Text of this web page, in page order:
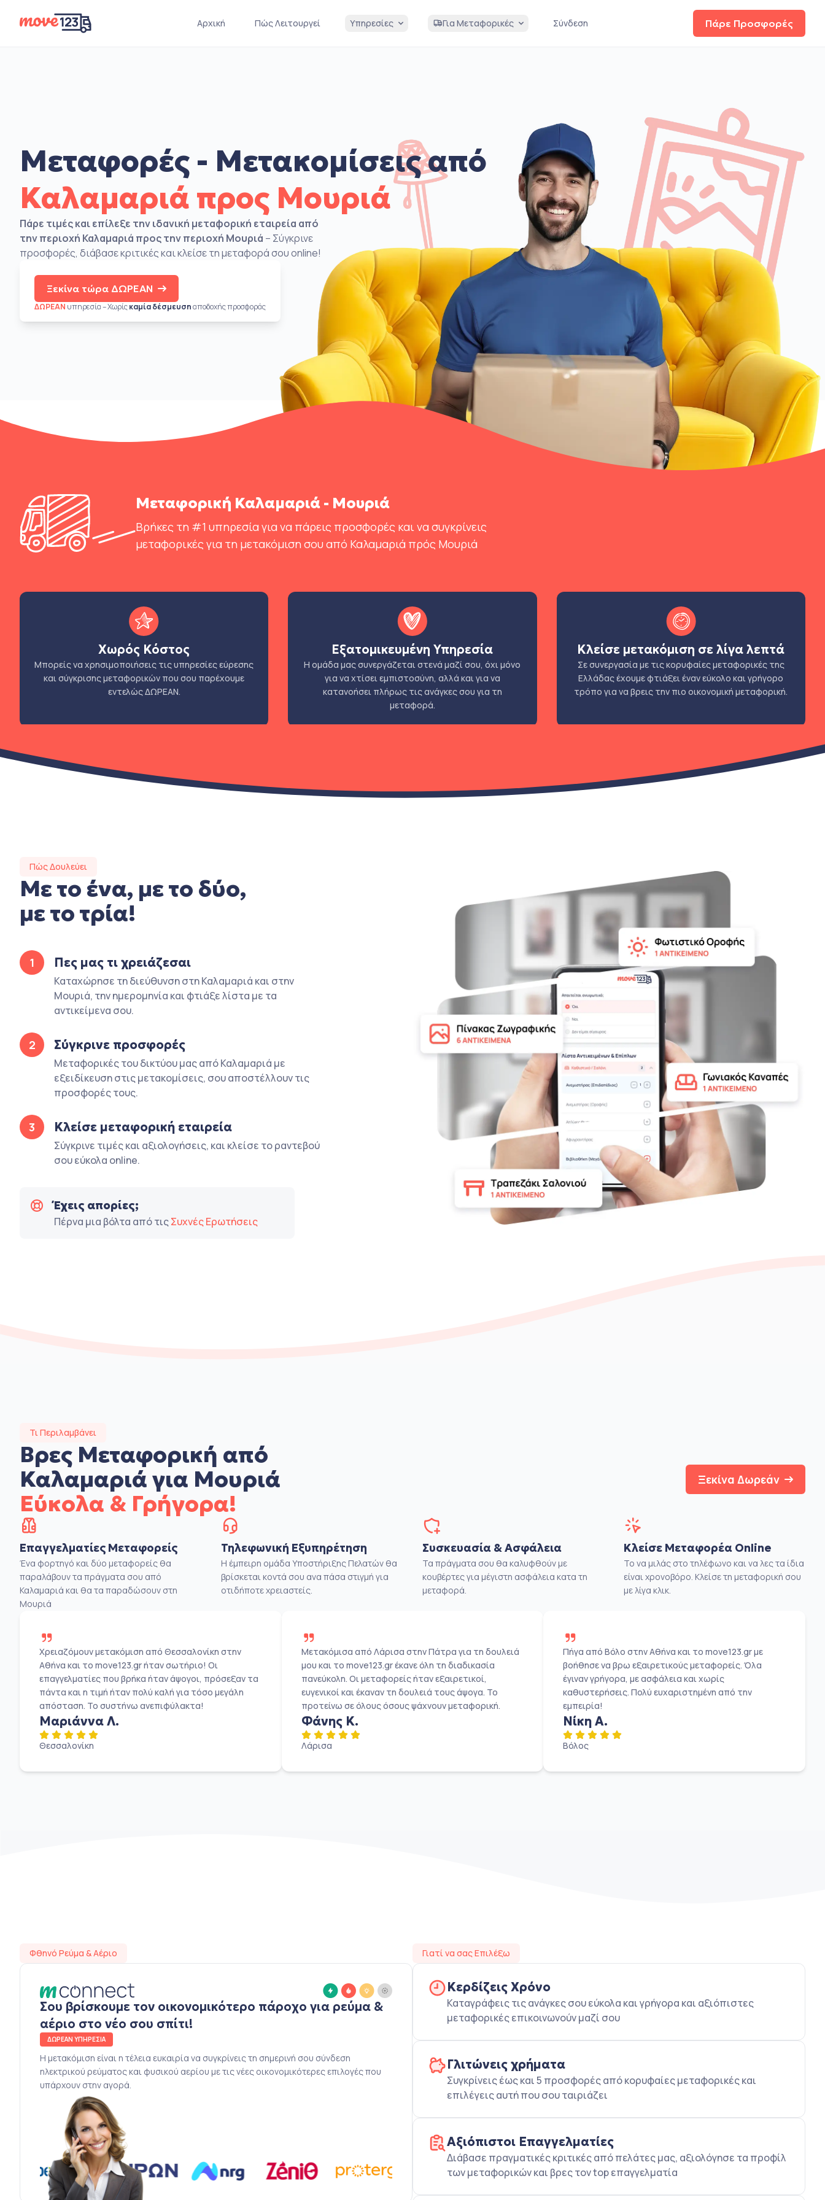
Πάρε Προσφορές
Αρχική Πώς Λειτουργεί Υπηρεσίες Για Μεταφορικές Σύνδεση
Μεταφορές - Μετακομίσεις από
Καλαμαριά προς Μουριά
Πάρε τιμές και επίλεξε την ιδανική μεταφορική εταιρεία από
την περιοχή Καλαμαριά προς την περιοχή Μουριά – Σύγκρινε
προσφορές, διάβασε κριτικές και κλείσε τη μεταφορά σου online!
Ξεκίνα τώρα ΔΩΡΕΑΝ
ΔΩΡΕΑΝ υπηρεσία – Χωρίςκαμία δέσμευσηαποδοχής προσφοράς
Μεταφορική Καλαμαριά - Μουριά
Βρήκες τη #1 υπηρεσία για να πάρεις προσφορές και να συγκρίνεις
μεταφορικές για τη μετακόμιση σου από Καλαμαριά πρός Μουριά
Χωρός Κόστος
Μπορείς να χρησιμοποιήσεις τις υπηρεσίες εύρεσης
και σύγκρισης μεταφορικών που σου παρέχουμε
εντελώς ΔΩΡΕΑΝ.
Εξατομικευμένη Υπηρεσία
Η ομάδα μας συνεργάζεται στενά μαζί σου, όχι μόνο
για να χτίσει εμπιστοσύνη, αλλά και για να
κατανοήσει πλήρως τις ανάγκες σου για τη
μεταφορά.
Κλείσε μετακόμιση σε λίγα λεπτά
Σε συνεργασία με τις κορυφαίες μεταφορικές της
Ελλάδας έχουμε φτιάξει έναν εύκολο και γρήγορο
τρόπο για να βρεις την πιο οικονομική μεταφορική.
Πώς Δουλεύει
Με το ένα, με το δύο,
με το τρία!
1 Πες μας τι χρειάζεσαι
Καταχώρησε τη διεύθυνση στη Καλαμαριά και στην
Μουριά, την ημερομηνία και φτιάξε λίστα με τα
αντικείμενα σου.
2 Σύγκρινε προσφορές
Μεταφορικές του δικτύου μας από Καλαμαριά με
εξειδίκευση στις μετακομίσεις, σου αποστέλλουν τις
προσφορές τους.
3 Κλείσε μεταφορική εταιρεία
Σύγκρινε τιμές και αξιολογήσεις, και κλείσε το ραντεβού
σου εύκολα online.
Έχεις απορίες;
Πέρνα μια βόλτα από τιςΣυχνές Ερωτήσεις
Τι Περιλαμβάνει
Βρες Μεταφορική από
Καλαμαριά για Μουριά
Εύκολα & Γρήγορα!
Ξεκίνα Δωρεάν
Επαγγελματίες Μεταφορείς
Ένα φορτηγό και δύο μεταφορείς θα
παραλάβουν τα πράγματα σου από
Καλαμαριά και θα τα παραδώσουν στη
Μουριά
Τηλεφωνική Εξυπηρέτηση
Η έμπειρη ομάδα Υποστήριξης Πελατών θα
βρίσκεται κοντά σου ανα πάσα στιγμή για
οτιδήποτε χρειαστείς.
Συσκευασία & Ασφάλεια
Τα πράγματα σου θα καλυφθούν με
κουβέρτες για μέγιστη ασφάλεια κατα τη
μεταφορά.
Κλείσε Μεταφορέα Online
Το να μιλάς στο τηλέφωνο και να λες τα ίδια
είναι χρονοβόρο. Κλείσε τη μεταφορική σου
με λίγα κλικ.
Χρειαζόμουν μετακόμιση από Θεσσαλονίκη στην
Αθήνα και το move123.gr ήταν σωτήριο! Οι
επαγγελματίες που βρήκα ήταν άψογοι, πρόσεξαν τα
πάντα και η τιμή ήταν πολύ καλή για τόσο μεγάλη
απόσταση. Το συστήνω ανεπιφύλακτα!
Μαριάννα Λ.
Θεσσαλονίκη
Μετακόμισα από Λάρισα στην Πάτρα για τη δουλειά
μου και το move123.gr έκανε όλη τη διαδικασία
πανεύκολη. Οι μεταφορείς ήταν εξαιρετικοί,
ευγενικοί και έκαναν τη δουλειά τους άψογα. Το
προτείνω σε όλους όσους ψάχνουν μεταφορική.
Φάνης Κ.
Λάρισα
Πήγα από Βόλο στην Αθήνα και το move123.gr με
βοήθησε να βρω εξαιρετικούς μεταφορείς. Όλα
έγιναν γρήγορα, με ασφάλεια και χωρίς
καθυστερήσεις. Πολύ ευχαριστημένη από την
εμπειρία!
Νίκη Α.
Βόλος
Φθηνό Ρεύμα & Αέριο
Σου βρίσκουμε τον οικονομικότερο πάροχο για ρεύμα &
αέριο στο νέο σου σπίτι!
ΔΩΡΕΑΝ ΥΠΗΡΕΣΙΑ
Η μετακόμιση είναι η τέλεια ευκαιρία να συγκρίνεις τη σημερινή σου σύνδεση
ηλεκτρικού ρεύματος και φυσικού αερίου με τις νέες οικονομικότερες επιλογές που
υπάρχουν στην αγορά.
Γιατί να σας Επιλέξω
Κερδίζεις Χρόνο
Καταγράφεις τις ανάγκες σου εύκολα και γρήγορα και αξιόπιστες
μεταφορικές επικοινωνούν μαζί σου
Γλιτώνεις χρήματα
Συγκρίνεις έως και 5 προσφορές από κορυφαίες μεταφορικές και
επιλέγεις αυτή που σου ταιριάζει
Αξιόπιστοι Επαγγελματίες
Διάβασε πραγματικές κριτικές από πελάτες μας, αξιολόγησε τα προφίλ
των μεταφορικών και βρες τον top επαγγελματία